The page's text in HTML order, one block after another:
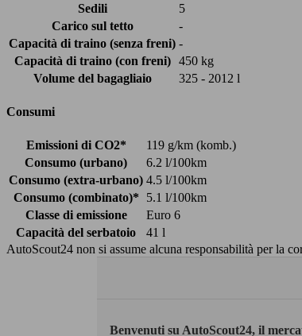
Sedili
5
Carico sul tetto
-
Capacità di traino (senza freni) -
Capacità di traino (con freni)
450 kg
Volume del bagagliaio
325 - 2012 l
Consumi
Emissioni di CO2*
119 g/km (komb.)
Consumo (urbano)
6.2 l/100km
Consumo (extra-urbano) 4.5 l/100km
Consumo (combinato)*
5.1 l/100km
Classe di emissione
Euro 6
Capacità del serbatoio
41 l
AutoScout24 non si assume alcuna responsabilità per la
Benvenuti su AutoScout24, il